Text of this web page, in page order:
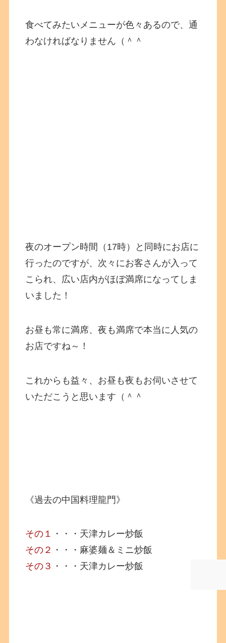
食べてみたいメニューが色々あるので、通
わなければなりません（＾＾
夜のオープン時間（17時）と同時にお店に
行ったのですが、次々にお客さんが入って
こられ、広い店内がほぼ満席になってしま
いました！
お昼も常に満席、夜も満席で本当に人気の
お店ですね～！
これからも益々、お昼も夜もお伺いさせて
いただこうと思います（＾＾
《過去の中国料理龍門》
その１ ・・・天津カレー炒飯
その２ ・・・麻婆麺＆ミニ炒飯
その３ ・・・天津カレー炒飯